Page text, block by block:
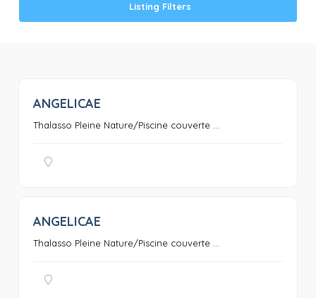
Listing Filters
ANGELICAE
Thalasso Pleine Nature/Piscine couverte ...
ANGELICAE
Thalasso Pleine Nature/Piscine couverte ...